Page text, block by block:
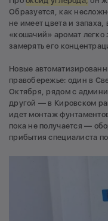
Образуется, как
не имеет цвета и запаха,
«кошачий» аромат легко
замерять его
Новые
правобережье: один в
Октября, рядом с
другой — в Кировском
идет монтаж
пока не получается —
прибытия специалиста